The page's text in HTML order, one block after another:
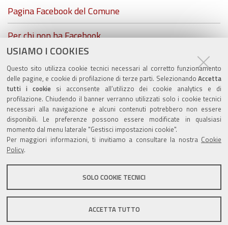
USIAMO I COOKIES
Questo sito utilizza cookie tecnici necessari al corretto funzionamento
delle pagine, e cookie di profilazione di terze parti. Selezionando Accetta
tutti i cookiesi acconsente all’utilizzo dei cookie analytics e di
profilazione. Chiudendo il banner verranno utilizzati solo i cookie tecnici
necessari alla navigazione e alcuni contenuti potrebbero non essere
disponibili. Le preferenze possono essere modificate in qualsiasi
momento dal menu laterale "Gestisci impostazioni cookie".
Per maggiori informazioni, ti invitiamo a consultare la nostra Cookie
Policy.
SOLO COOKIE TECNICI
ACCETTA TUTTO
Pagina Facebook del Comune
Per chi non ha Facebook...
ZolaGram - il canale Telegram del Comune di Zola
Predosa
Valuta questo sito
Sito istituzionale Comune di Zola Predosa